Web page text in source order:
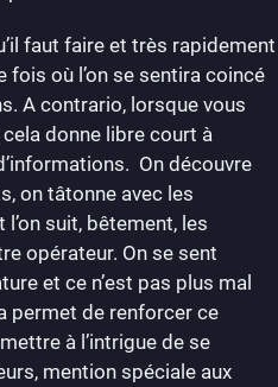
faut faire et très rapidement
fois où l’on se sentira coincé
A contrario, lorsque vous
donne libre court à
On découvre
on tâtonne avec les
suit, bêtement, les
opérateur. On se sent
et ce n’est pas plus mal
permet de renforcer ce
à l’intrigue de se
mention spéciale aux